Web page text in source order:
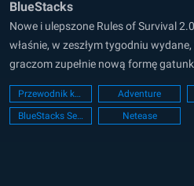
BlueStacks
Nowe i ulepszone Rules of Survival
właśnie, w zeszłym tygodniu
graczom zupełnie nową formę
bitwy royale. Oprócz standardowych
biegania, strzelania i przetrwania,
Survival 2.0 urozmaica formułę.
Przewodnik konfiguracji PC Adventure
BlueStacks Setup
Netease